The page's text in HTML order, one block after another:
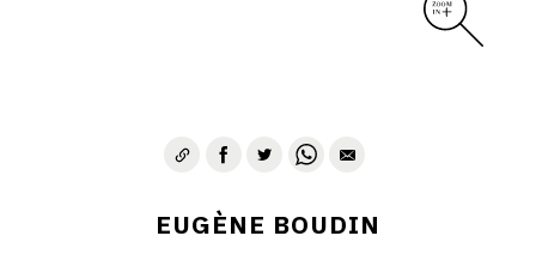
EUGÈNE BOUDIN